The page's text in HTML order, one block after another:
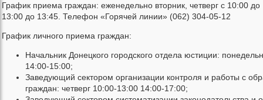
График приема граждан: еженедельно вторник, четверг с 10:00
13:00 до 13:45. Телефон «Горячей линии» (062) 304-05-12
График личного приема граждан:
Начальник Донецкого городского отдела юстиции:
14:00-15:00;
Заведующий сектором организации контроля и работы с
граждан: четверг 10:00-13:00 14:00-17:00;